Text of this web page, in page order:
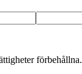
förbehållna.